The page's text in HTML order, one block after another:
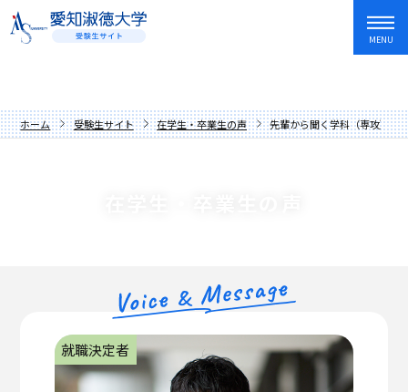
MENU
入試情報・学費
先輩からの応援メッセージ
心理学部
創造表現学部
数字でわかる愛知淑徳大学
学長メッセージ
星が丘キャンパス
愛知淑徳大学生の1年
就職サポート
キャリア教育・インターンシップ
在学生・卒業生の声
保護者の方へ
ホーム 受験生サイト 在学生・卒業生の声 先輩から聞く学科（専攻）の
就職決定者